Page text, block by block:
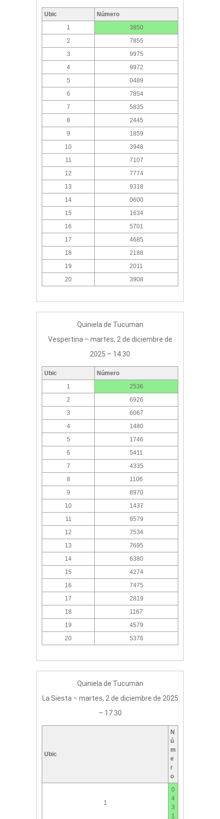
Ubic
Número
1
3850
2
7855
3
9975
4
9972
5
0489
6
7854
7
5835
8
2445
9
1859
10
3948
11
7107
12
7774
13
9318
14
0600
15
1634
16
5701
17
4685
18
2188
19
2011
20
3908
Quiniela de Tucuman
Vespertina – martes, 2 de diciembre de
2025 – 14:30
Ubic
Número
1
2536
2
6926
3
6067
4
1480
5
1746
6
5411
7
4335
8
1106
9
8970
10
1437
11
8579
12
7534
13
7695
14
6380
15
4274
16
7475
17
2819
18
1167
19
4579
20
5376
Quiniela de Tucuman
La Siesta – martes, 2 de diciembre de 2025
– 17:30
Ubic
N
ú
m
e
r
o
1
0
4
3
1